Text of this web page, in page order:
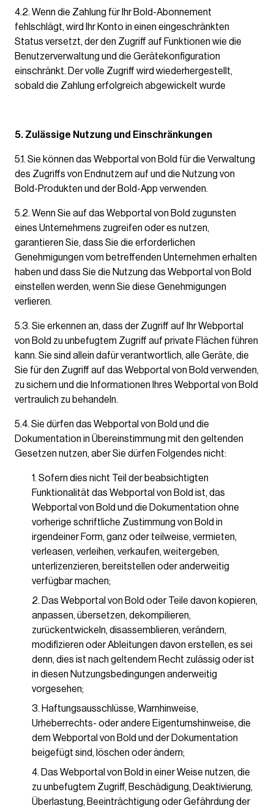
4.2. Wenn die Zahlung für Ihr Bold-Abonnement
fehlschlägt, wird Ihr Konto in einen eingeschränkten
Status versetzt, der den Zugriff auf Funktionen wie die
Benutzerverwaltung und die Gerätekonfiguration
einschränkt. Der volle Zugriff wird wiederhergestellt,
sobald die Zahlung erfolgreich abgewickelt wurde
5. Zulässige Nutzung und Einschränkungen
5.1. Sie können das Webportal von Bold für die Verwaltung
des Zugriffs von Endnutzern auf und die Nutzung von
Bold-Produkten und der Bold-App verwenden.
5.2. Wenn Sie auf das Webportal von Bold zugunsten
eines Unternehmens zugreifen oder es nutzen,
garantieren Sie, dass Sie die erforderlichen
Genehmigungen vom betreffenden Unternehmen erhalten
haben und dass Sie die Nutzung das Webportal von Bold
einstellen werden, wenn Sie diese Genehmigungen
verlieren.
5.3. Sie erkennen an, dass der Zugriff auf Ihr Webportal
von Bold zu unbefugtem Zugriff auf private Flächen führen
kann. Sie sind allein dafür verantwortlich, alle Geräte, die
Sie für den Zugriff auf das Webportal von Bold verwenden,
zu sichern und die Informationen Ihres Webportal von Bold
vertraulich zu behandeln.
5.4. Sie dürfen das Webportal von Bold und die
Dokumentation in Übereinstimmung mit den geltenden
Gesetzen nutzen, aber Sie dürfen Folgendes nicht:
Sofern dies nicht Teil der beabsichtigten
Funktionalität das Webportal von Bold ist, das
Webportal von Bold und die Dokumentation ohne
vorherige schriftliche Zustimmung von Bold in
irgendeiner Form, ganz oder teilweise, vermieten,
verleasen, verleihen, verkaufen, weitergeben,
unterlizenzieren, bereitstellen oder anderweitig
verfügbar machen;
Das Webportal von Bold oder Teile davon kopieren,
anpassen, übersetzen, dekompilieren,
zurückentwickeln, disassemblieren, verändern,
modifizieren oder Ableitungen davon erstellen, es sei
denn, dies ist nach geltendem Recht zulässig oder ist
in diesen Nutzungsbedingungen anderweitig
vorgesehen;
Haftungsausschlüsse, Warnhinweise,
Urheberrechts- oder andere Eigentumshinweise, die
dem Webportal von Bold und der Dokumentation
beigefügt sind, löschen oder ändern;
Das Webportal von Bold in einer Weise nutzen, die
zu unbefugtem Zugriff, Beschädigung, Deaktivierung,
Überlastung, Beeinträchtigung oder Gefährdung der